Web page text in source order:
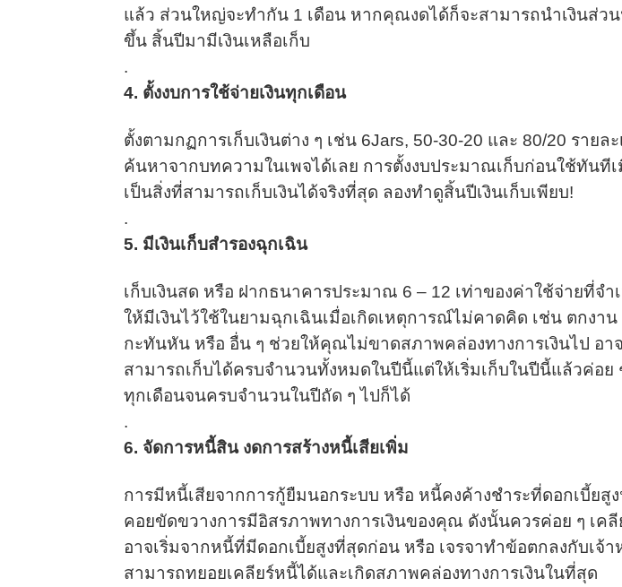
แล้ว ส่วนใหญ่จะทำกัน 1 เดือน หากคุณงดได้ก็จะสามารถนำเงินส่ว
ขึ้น สิ้นปีมามีเงินเหลือเก็บ
.
4. ตั้งงบการใช้จ่ายเงินทุกเดือน
ตั้งตามกฏการเก็บเงินต่าง ๆ เช่น 6Jars, 50-30-20 และ 80/20 รายล
ค้นหาจากบทความในเพจได้เลย การตั้งงบประมาณเก็บก่อนใช้ทันทีเ
เป็นสิ่งที่สามารถเก็บเงินได้จริงที่สุด ลองทำดูสิ้นปีเงินเก็บเพียบ!
.
5. มีเงินเก็บสำรองฉุกเฉิน
เก็บเงินสด หรือ ฝากธนาคารประมาณ 6 – 12 เท่าของค่าใช้จ่ายที่จำ
ให้มีเงินไว้ใช้ในยามฉุกเฉินเมื่อเกิดเหตุการณ์ไม่คาดคิด เช่น ตกงาน
กะทันหัน หรือ อื่น ๆ ช่วยให้คุณไม่ขาดสภาพคล่องทางการเงินไป อาจ
สามารถเก็บได้ครบจำนวนทั้งหมดในปีนี้แต่ให้เริ่มเก็บในปีนี้แล้วค่อย
ทุกเดือนจนครบจำนวนในปีถัด ๆ ไปก็ได้
.
6. จัดการหนี้สิน งดการสร้างหนี้เสียเพิ่ม
การมีหนี้เสียจากการกู้ยืมนอกระบบ หรือ หนี้คงค้างชำระที่ดอกเบี้ยสู
คอยขัดขวางการมีอิสรภาพทางการเงินของคุณ ดังนั้นควรค่อย ๆ เค
อาจเริ่มจากหนี้ที่มีดอกเบี้ยสูงที่สุดก่อน หรือ เจรจาทำข้อตกลงกับเจ้
สามารถทยอยเคลียร์หนี้ได้และเกิดสภาพคล่องทางการเงินในที่สุด